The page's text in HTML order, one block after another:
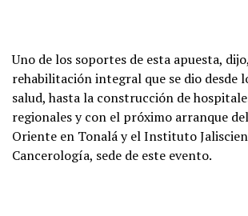
Uno de los soportes de esta apuesta,
rehabilitación integral que se dio desde
salud, hasta la construcción de
regionales y con el próximo arranque
Oriente en Tonalá y el Instituto
Cancerología, sede de este evento.